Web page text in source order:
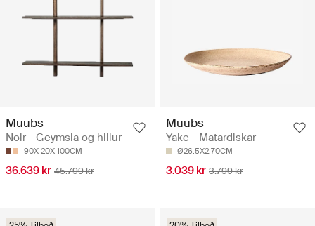
Muubs
Noir - Geymsla og hillur
90X 20X 100CM
36.639 kr 45.799 kr
Muubs
Yake - Matardiskar
Ø26.5X2.70CM
3.039 kr 3.799 kr